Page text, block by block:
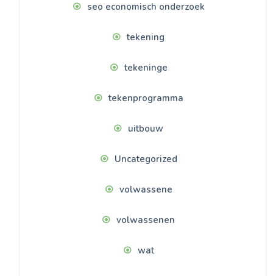
seo economisch onderzoek
tekening
tekeninge
tekenprogramma
uitbouw
Uncategorized
volwassene
volwassenen
wat